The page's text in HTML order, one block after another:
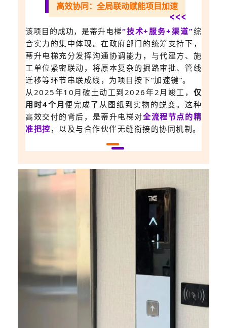
高效协同：全局联动赋能项目加速
该项目的成功，是蒂升电梯“技术+服务+渠道”综
合实力的集中体现。在政府部门的统筹支持下，
蒂升电梯充分发挥沟通协调能力，与代建方、施
工单位紧密联动，将原本复杂的掘路审批、管线
迁移等环节串联成线，为项目按下“加速键”。
从2025年10月破土动工到2026年2月竣工 ， 仅
用时4个月便完成了从图纸到实物的蜕变。这种
高效交付的背后，是蒂升电梯对全流程节点的精
准把控 ，以及与合作伙伴无缝衔接的协同机制。